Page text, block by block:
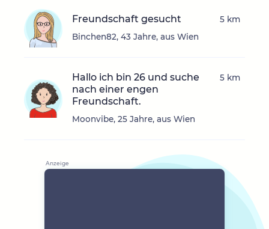
Freundschaft gesucht
Binchen82, 43 Jahre, aus Wien
5 km
Hallo ich bin 26 und suche
nach einer engen
Freundschaft.
Moonvibe, 25 Jahre, aus Wien
5 km